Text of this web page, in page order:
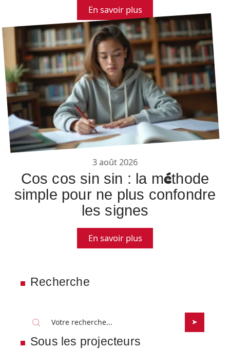
En savoir plus
3 août 2026
Cos cos sin sin : la méthode
simple pour ne plus confondre
les signes
En savoir plus
Recherche
Sous les projecteurs